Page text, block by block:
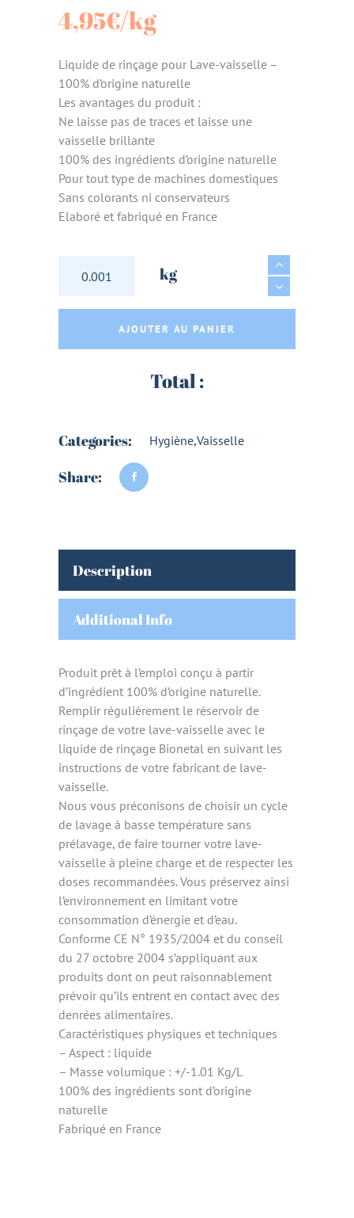
4,95€/kg
Liquide de rinçage pour Lave-vaisselle –
100% d’origine naturelle
Les avantages du produit :
Ne laisse pas de traces et laisse une
vaisselle brillante
100% des ingrédients d’origine naturelle
Pour tout type de machines domestiques
Sans colorants ni conservateurs
Elaboré et fabriqué en France
LIQUIDE RINCAGE LAVE-VAISSELLE
kg
AJOUTER AU PANIER
Total :
Categories: Hygiène,Vaisselle
Share:
Description
Additional Info
Produit prêt à l’emploi conçu à partir
d’ingrédient 100% d’origine naturelle.
Remplir régulièrement le réservoir de
rinçage de votre lave-vaisselle avec le
liquide de rinçage Bionetal en suivant les
instructions de votre fabricant de lave-
vaisselle.
Nous vous préconisons de choisir un cycle
de lavage à basse température sans
prélavage, de faire tourner votre lave-
vaisselle à pleine charge et de respecter les
doses recommandées. Vous préservez ainsi
l’environnement en limitant votre
consommation d’énergie et d’eau.
Conforme CE N° 1935/2004 et du conseil
du 27 octobre 2004 s’appliquant aux
produits dont on peut raisonnablement
prévoir qu’ils entrent en contact avec des
denrées alimentaires.
Caractéristiques physiques et techniques
– Aspect : liquide
– Masse volumique : +/-1.01 Kg/L
100% des ingrédients sont d’origine
naturelle
Fabriqué en France